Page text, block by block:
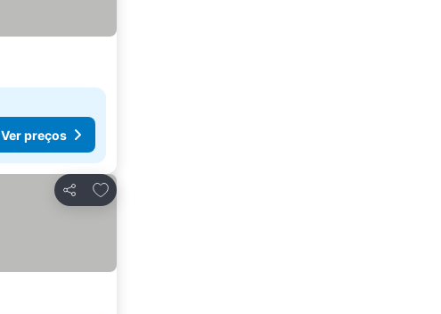
Ver preços
Partilhar
Adicionar aos favoritos